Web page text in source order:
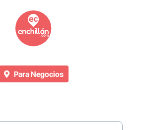
Para Negocios